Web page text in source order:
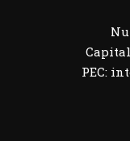
PEC: